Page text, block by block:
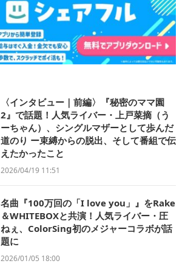
〈インタビュー｜前編〉『秘密のママ園
2』で話題！人気ライバー・上戸菜摘（う
ーちゃん）、シングルマザーとして歩んだ
道のり ー束縛からの脱出、そして番組で伝
えたかったこと
2026/04/19 11:51
名曲『100万回の「I love you」』をRake
＆WHITEBOXと共演！人気ライバー・圧
ねぇ、ColorSing初のメジャーコラボが話
題に
2026/01/05 18:00